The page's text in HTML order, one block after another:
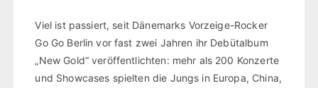
Viel ist passiert, seit Dänemarks Vorzeige-Rocker
Go Go Berlin vor fast zwei Jahren ihr Debütalbum
„New Gold“ veröffentlichten: mehr als 200 Konzerte
und Showcases spielten die Jungs in Europa, China,